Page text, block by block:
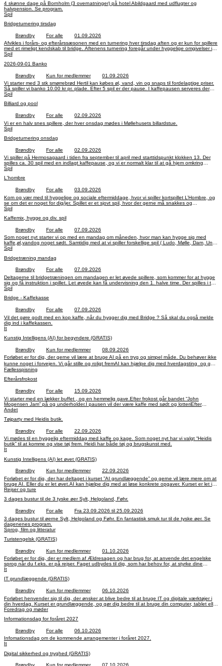
4 skønne dage på Bornholm (3 overnatninger) på hotel Abildgaard med udflugter og
halvpension. Se program.
Spil
Bridgeturnering tirsdag
Brøndby For alle
01.09.2026
Afvikles i forårs- og efterårssæsonen med en turnering hver tirsdag aften og er kun for spillere
med et rimeligt kendskab til bridge. Aftenens turnering foregår under hyggelige omgivelser i
Kostalden på Hermosagaard og starter kl. 18.30 til ca. 22.30 kun afbrudt af en kaffepause,
Spil
2026-09-01 Banko
Brøndby Kun for medlemmer
01.09.2026
Vi starter med 3 stk smørrebrød Hertil kan købes øl, vand, vin og snaps til fordelagtige priser.
Så spiller vi banko 10.00 kr pr. plade. Efter 5 spil er der pause. I kaffepausen serveres der
Spil
Billiard og pool
Brøndby For alle
02.09.2026
Vi er en halv snes spillere, der hver onsdag mødes i Møllehusets billardstue.
Spil
Bridgeturnering onsdag
Brøndby For alle
02.09.2026
Vi spiller på Hermosagaard i tiden fra september til april med starttidspunkt klokken 13. Der
spilles ca. 30 spil med en indlagt kaffepause, og vi er normalt klar til at gå hjem omkring
klokken 17.
Spil
L'hombre
Brøndby For alle
03.09.2026
Kom og vær med til hyggelige og sociale eftermiddage, hvor vi spiller kortspillet L’Hombre, og
se om det er noget for dig/jer. Spillet er et sjovt spil, hvor der gerne må snakkes og
grines. Du/I behøver ikke at kende til spillet i forvejen, vi lærer meget gerne fra os.
Spil
Kaffemix, hygge og div. spil
Brøndby For alle
07.09.2026
Som noget nyt starter vi op med en mandag om måneden, hvor man kan hygge sig med
kaffe,øl,vandog noget sødt. Samtidig med at vi spiller forskellige spil ( Ludo, Mølle, Dam, Uno,
kort osv.) og fårnogle gode snakke.
Spil
Bridgetræning mandag
Brøndby For alle
07.09.2026
Deltagerne til bridgetræningen om mandagen er let øvede spillere, som kommer for at hygge
sig og få instruktion i spillet. Let øvede kan få undervisning den 1. halve time. Der spilles i to
timer fra kl. 10 til 12:30 med en kaffepause midtvejs og ca. en ½ times undervisning.
fiduser om, hvordan spillet kan blive bedre.
Spil
Bridge - Kaffekasse
Brøndby For alle
07.09.2026
Vil det gøre godt med en kop kaffe, når du hygger dig med Bridge ? Så skal du også melde
dig ind i kaffekassen.
It
Kunstig Intelligens (AI) for begyndere (GRATIS)
Brøndby Kun for medlemmer
08.09.2026
Forløbet er for dig, der gerne vil lære at bruge AI på en tryg og simpel måde. Du behøver ikke
kunne noget i forvejen. Vi går stille og roligt fremAI kan hjælpe dig med hverdagsting og gøre
hverdagen lettere Kurset er grundlæggende, og gør dig bedre til at bruge Kunstig
Fællesspisning
Efterårsfrokost
Brøndby For alle
15.09.2026
Vi starter med en lækker buffet , og en hemmelig gave.Efter frokost går bandet “John
Mogensen Jam” på og underholder.I pausen vil der være kaffe med sødt og lotteriEfter
pausen, går John Mogensen Jam på igen.
Andet
Tøjparty med Heidis butik.
Brøndby For alle
22.09.2026
Vi mødes til en hyggelig eftermiddag med kaffe og kage. Som noget nyt har vi valgt “Heidis
butik” til at komme og vise tøj frem. Heidi har både tøj og brugskunst med.
It
Kunstig Intelligens (AI) let øvet (GRATIS)
Brøndby Kun for medlemmer
22.09.2026
Forløbet er for dig, der har deltaget i kurset ”AI grundlæggende” og gerne vil lære mere om at
bruge AI. Eller du er let øvet.AI kan hjælpe dig med at løse konkrete opgaver. Kurset er let i
sværhedsgrad, og gør dig bedre til at bruge Kunstig Intelligens (AI) og gør dig bedre til at
Rejser og ture
3 dages bustur til de 3 tyske øer Sylt, Helgoland, Føhr.
Brøndby For alle
Fra 23.09.2026 til 25.09.2026
3 dages bustur til øerne Sylt, Helgoland og Føhr. En fantastisk smuk tur til de tyske øer. Se
dagenenes program.
Sprog, film og litteratur
Turistengelsk (GRATIS)
Brøndby Kun for medlemmer
01.10.2026
Forløbet er for dig, der er medlem af Ældresagen og har brug for, at anvende det engelske
sprog når du f.eks. er på rejser. Faget udbydes til dig, som har behov for, at styrke dine
basale færdigheder i sproget engelsk. Kurset bygger på dialog og ordforråd NB: 15 oktober i
It
IT grundlæggende (GRATIS)
Brøndby Kun for medlemmer
06.10.2026
Forløbet henvender sig til dig, der ønsker at blive bedre til at bruge IT og digitale værktøjer i
din hverdag. Kurset er grundlæggende, og gør dig bedre til at bruge din computer, tablet eller
smartphone. Du kommer til at føle dig mere sikker på brug af Internettet. Undervisere med
stor tålmodighed. NB: 13 oktober i uge 42 er der ikke undervisning
Foredrag og møder
Informationsdag for foråret 2027
Brøndby For alle
06.10.2026
Infomationsdag om de kommende arrangementer i foråret 2027.
It
Digital sikkerhed og tryghed (GRATIS)